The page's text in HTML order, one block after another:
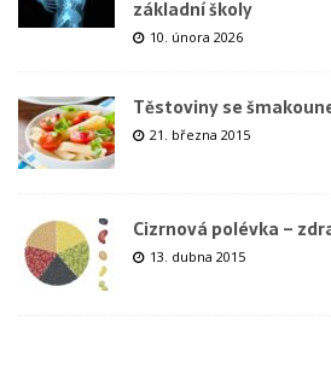
základní školy
10. února 2026
Těstoviny se
21. března 2015
Cizrnová polévka –
13. dubna 2015